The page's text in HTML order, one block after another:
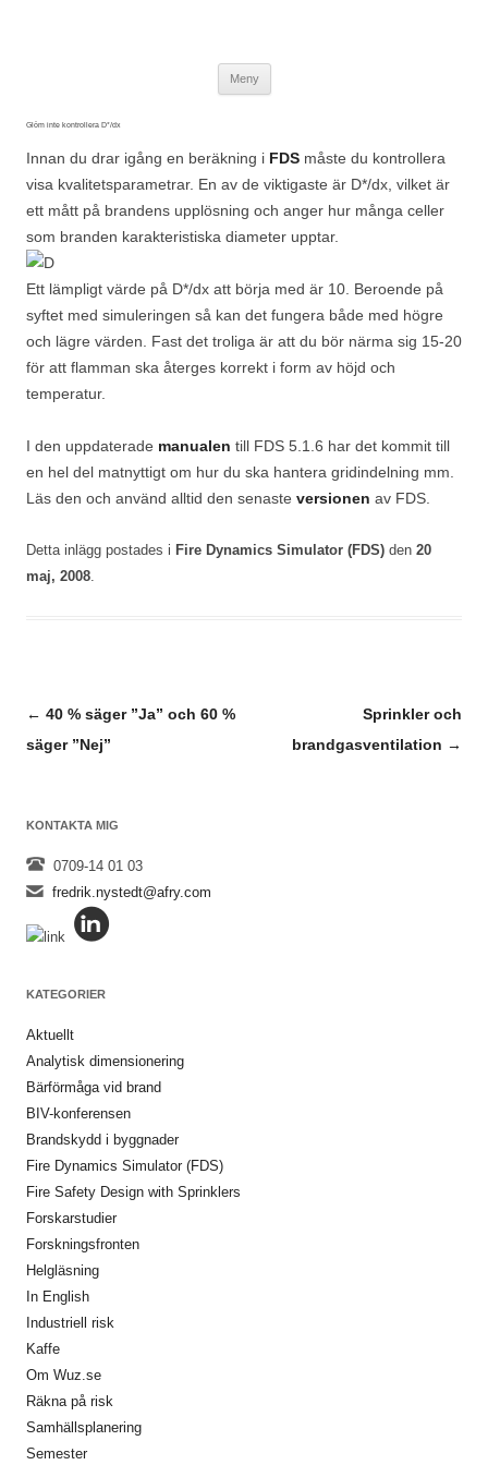
Meny
Glöm inte kontrollera D*/dx
Innan du drar igång en beräkning i FDS måste du kontrollera
visa kvalitetsparametrar. En av de viktigaste är D*/dx, vilket är
ett mått på brandens upplösning och anger hur många celler
som branden karakteristiska diameter upptar.
Ett lämpligt värde på D*/dx att börja med är 10. Beroende på
syftet med simuleringen så kan det fungera både med högre
och lägre värden. Fast det troliga är att du bör närma sig 15-20
för att flamman ska återges korrekt i form av höjd och
temperatur.
I den uppdaterade manualen till FDS 5.1.6 har det kommit till
en hel del matnyttigt om hur du ska hantera gridindelning mm.
Läs den och använd alltid den senaste versionen av FDS.
Detta inlägg postades i Fire Dynamics Simulator (FDS) den 20
maj, 2008.
Inläggsnavigering
← 40 % säger ”Ja” och 60 %
säger ”Nej”
Sprinkler och
brandgasventilation →
KONTAKTA MIG
0709-14 01 03
fredrik.nystedt@afry.com
KATEGORIER
Aktuellt
Analytisk dimensionering
Bärförmåga vid brand
BIV-konferensen
Brandskydd i byggnader
Fire Dynamics Simulator (FDS)
Fire Safety Design with Sprinklers
Forskarstudier
Forskningsfronten
Helgläsning
In English
Industriell risk
Kaffe
Om Wuz.se
Räkna på risk
Samhällsplanering
Semester